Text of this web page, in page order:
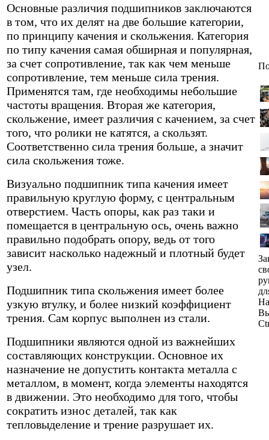
Основные различия подшипников заключаются
в том, что их делят на две большие категории,
по принципу качения и скольжения. Категория
по типу качения самая обширная и популярная,
за счет сопротивление, так как чем меньше
сопротивление, тем меньше сила трения.
Применятся там, где необходимы небольшие
частоты вращения. Вторая же категория,
скольжение, имеет различия с качением, за счет
того, что ролики не катятся, а скользят.
Соответственно сила трения больше, а значит
сила скольжения тоже.
Визуально подшипник типа качения имеет
правильную круглую форму, с центральным
отверстием. Часть опоры, как раз таки и
помещается в центральную ось, очень важно
правильно подобрать опору, ведь от того
зависит насколько надежный и плотный будет
узел.
Подшипник типа скольжения имеет более
узкую втулку, и более низкий коэффициент
трения. Сам корпус выполнен из стали.
Подшипники являются одной из важнейших
составляющих конструкции. Основное их
назначение не допустить контакта металла с
металлом, в момент, когда элементы находятся
в движении. Это необходимо для того, чтобы
сократить износ деталей, так как
тепловыделение и трение разрушает их.